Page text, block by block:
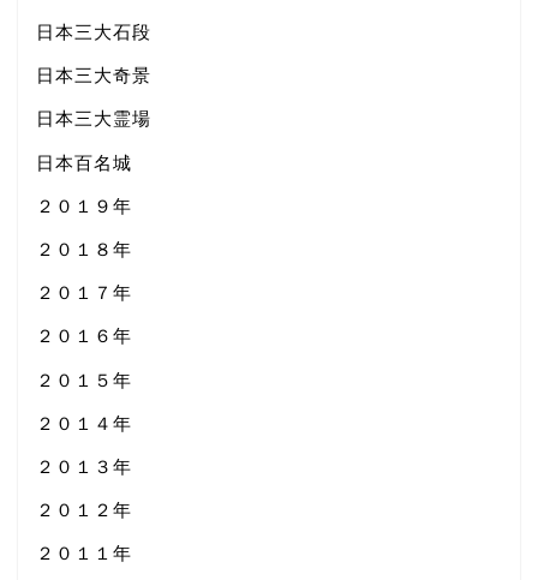
日本三大石段
日本三大奇景
日本三大霊場
日本百名城
２０１９年
２０１８年
２０１７年
２０１６年
２０１５年
２０１４年
２０１３年
２０１２年
２０１１年